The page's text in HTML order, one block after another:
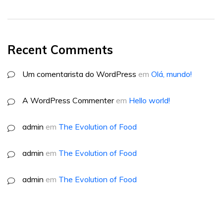
Recent Comments
Um comentarista do WordPress em Olá, mundo!
A WordPress Commenterem Hello world!
admin em The Evolution of Food
admin em The Evolution of Food
admin em The Evolution of Food